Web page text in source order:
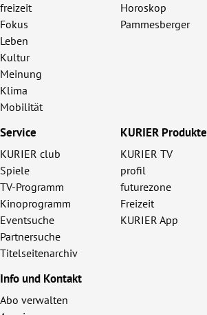
freizeit
Fokus
Leben
Kultur
Meinung
Klima
Mobilität
Horoskop
Pammesberger
Service
KURIER club
Spiele
TV-Programm
Kinoprogramm
Eventsuche
Partnersuche
Titelseitenarchiv
KURIER Produkte
KURIER TV
profil
futurezone
Freizeit
KURIER App
Info und Kontakt
Abo verwalten